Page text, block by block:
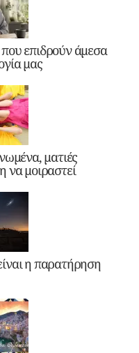
επιδρούν άμεσα
μας
ματιές
να μοιραστεί
η παρατήρηση